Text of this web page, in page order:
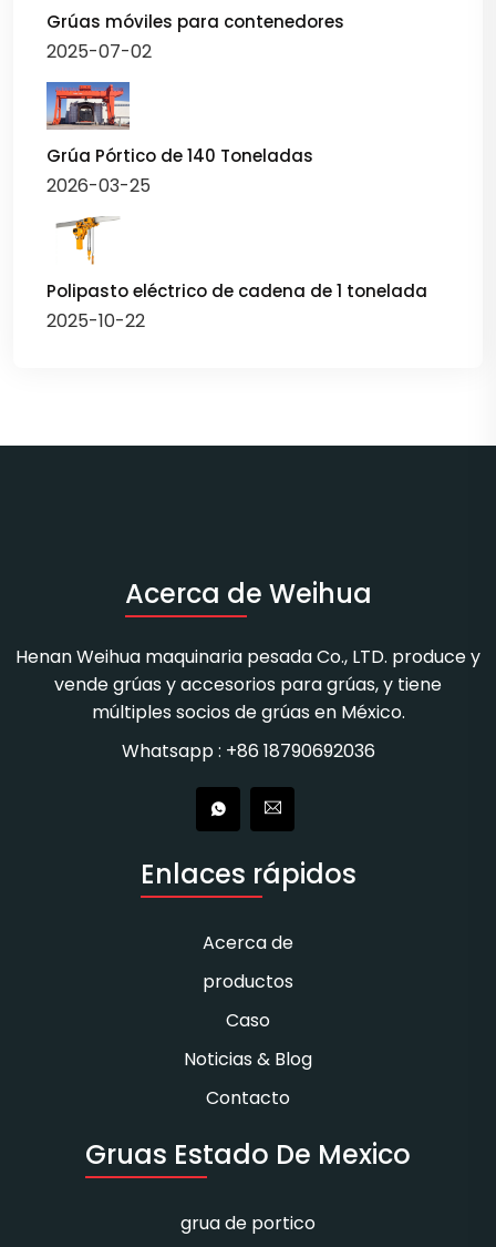
Grúas móviles para contenedores
2025-07-02
Grúa Pórtico de 140 Toneladas
2026-03-25
Polipasto eléctrico de cadena de 1 tonelada
2025-10-22
Acerca de Weihua
Henan Weihua maquinaria pesada Co., LTD. produce y
vende grúas y accesorios para grúas, y tiene
múltiples socios de grúas en México.
Whatsapp : +86 18790692036
Enlaces rápidos
Acerca de
productos
Caso
Noticias & Blog
Contacto
Gruas Estado De Mexico
grua de portico